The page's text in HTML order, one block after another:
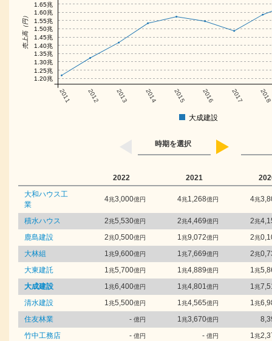
2011 2012 2013 2014 2015 2016 2017 2018
売上高（円）
1.20兆
1.25兆
1.30兆
1.35兆
1.40兆
1.45兆
1.50兆
1.55兆
1.60兆
1.65兆
大成建設
時期を選択
2022 2021
大和ハウス工
業
4兆3,000億円 4兆1,268億円 4兆
積水ハウス 2兆5,530億円 2兆4,469億円 2兆
鹿島建設
2兆0,500億円 1兆9,072億円 2兆
大林組
1兆9,600億円 1兆7,669億円 2兆
大東建託
1兆5,700億円 1兆4,889億円 1兆
大成建設
1兆6,400億円 1兆4,801億円 1兆
清水建設
1兆5,500億円 1兆4,565億円 1兆
住友林業
- 億円 1兆3,670億円
竹中工務店
- 億円 - 億円 1兆